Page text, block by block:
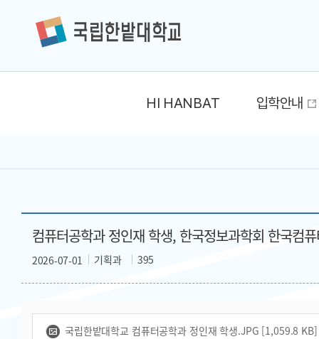
HI HANBAT 입학안내
컴퓨터공학과 정인재 학생, 한국정보과학회 한국컴
기획과 395
2026-07-01
국립한밭대학교 컴퓨터공학과 정인재 학생.JPG [1,059.8 KB]